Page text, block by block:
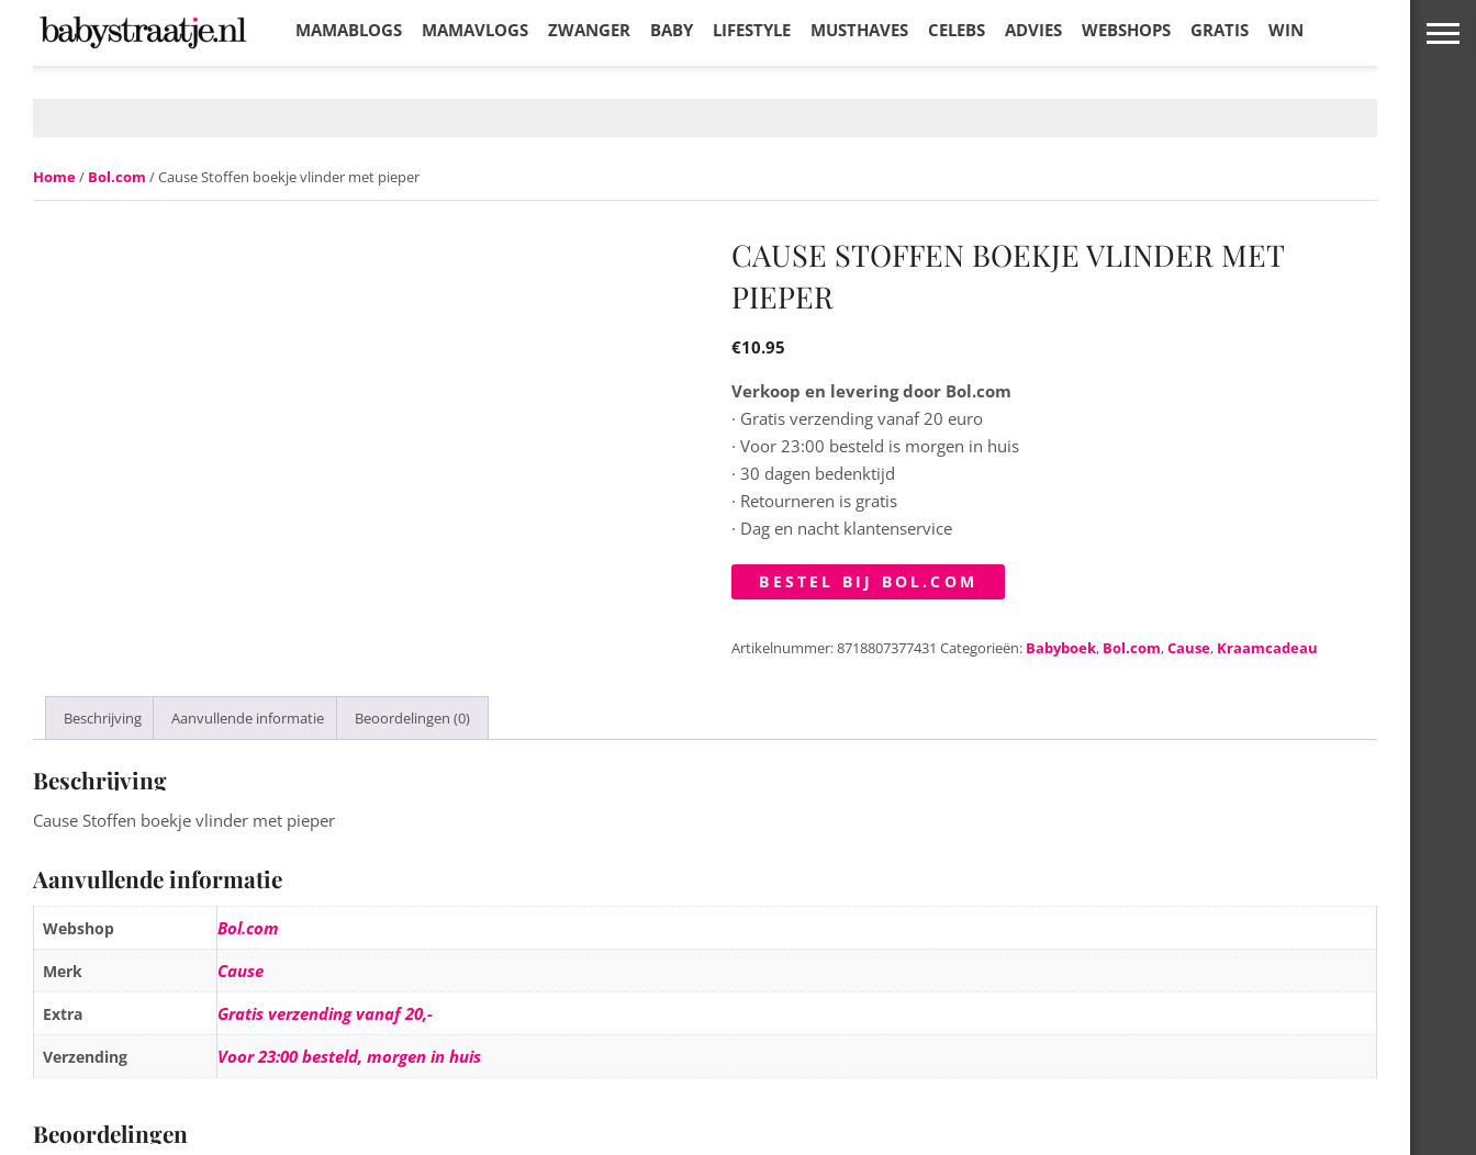
MAMABLOGS MAMAVLOGS ZWANGER BABY LIFESTYLE MUSTHAVES CELEBS ADVIES WEBSHOPS GRATIS WIN
Home/ Bol.com / Cause Stoffen boekje vlinder met pieper
CAUSE STOFFEN BOEKJE VLINDER MET
PIEPER
€10.95
Verkoop en levering door Bol.com
· Gratis verzending vanaf 20 euro
· Voor 23:00 besteld is morgen in huis
· 30 dagen bedenktijd
· Retourneren is gratis
· Dag en nacht klantenservice
BESTEL BIJ BOL.COM
Artikelnummer:8718807377431 Categorieën: Babyboek, Bol.com,Cause, Kraamcadeau
Beschrijving Aanvullende informatie Beoordelingen (0)
Beschrijving
Cause Stoffen boekje vlinder met pieper
Aanvullende informatie
Webshop Bol.com
Merk Cause
Extra Gratis verzending vanaf 20,-
Verzending Voor 23:00 besteld, morgen in huis
Beoordelingen